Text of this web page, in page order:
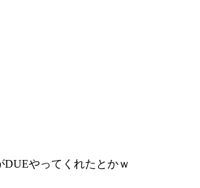
やってくれたとかｗ